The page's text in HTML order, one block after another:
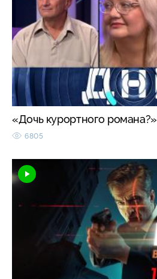
«Дочь курортного романа?»
6805